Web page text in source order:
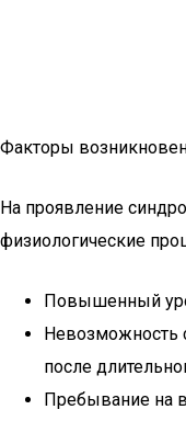
Факторы
На проявление
физиологические
Повышенный
Невозможность
после
Пребывание на